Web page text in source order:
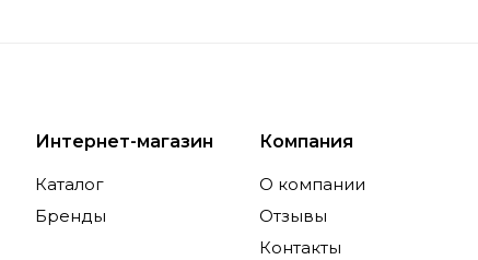
Интернет-магазин
Каталог
Бренды
Компания
О компании
Отзывы
Контакты